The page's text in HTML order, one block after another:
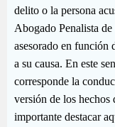
delito o la persona
Abogado Penalista
asesorado en función
a su causa. En este
corresponde la
versión de los hechos
importante destacar